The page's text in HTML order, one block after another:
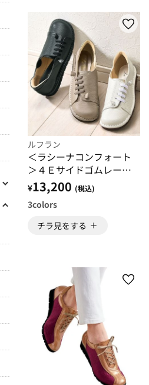
ルフラン
＜ラシーナコンフォート
＞４Ｅサイドゴムレース
アップシューズ
¥13,200 (税込)
3colors
チラ見をする